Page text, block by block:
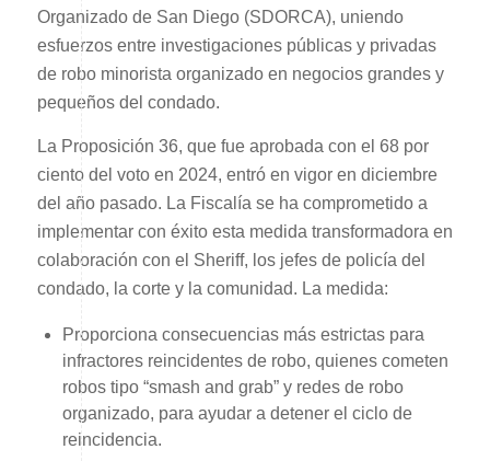
Organizado de San Diego (SDORCA), uniendo
esfuerzos entre investigaciones públicas y privadas
de robo minorista organizado en negocios grandes y
pequeños del condado.
La Proposición 36, que fue aprobada con el 68 por
ciento del voto en 2024, entró en vigor en diciembre
del año pasado. La Fiscalía se ha comprometido a
implementar con éxito esta medida transformadora en
colaboración con el Sheriff, los jefes de policía del
condado, la corte y la comunidad. La medida:
Proporciona consecuencias más estrictas para
infractores reincidentes de robo, quienes cometen
robos tipo “smash and grab” y redes de robo
organizado, para ayudar a detener el ciclo de
reincidencia.